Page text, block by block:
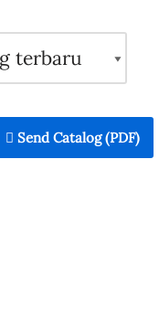
Send Catalog (PDF)